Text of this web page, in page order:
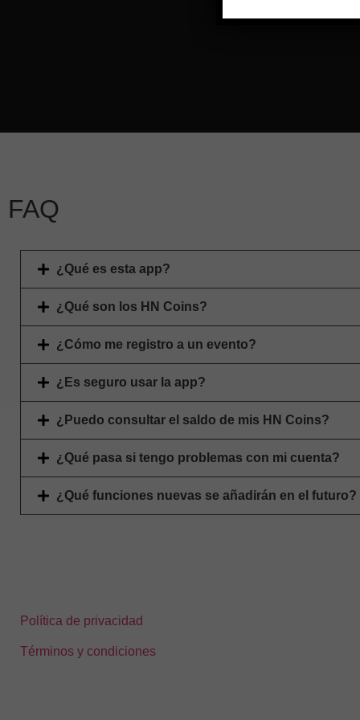
FAQ
¿Qué es esta app?
¿Qué son los HN Coins?
¿Cómo me registro a un evento?
¿Es seguro usar la app?
¿Puedo consultar el saldo de mis HN Coins?
¿Qué pasa si tengo problemas con mi cuenta?
¿Qué funciones nuevas se añadirán en el futuro?
Política de privacidad
Términos y condiciones